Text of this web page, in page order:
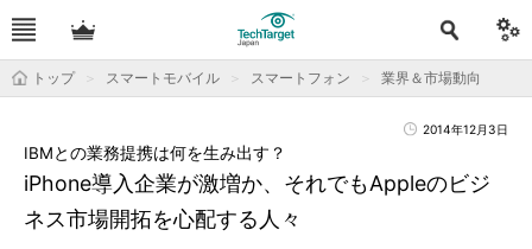
トップ スマートモバイル スマートフォン 業界＆市場動向
2014年12月3日
iPhone導入企業が激増か、それでもAppleのビジ
ネス市場開拓を心配する人々
IBMとの業務提携は何を生み出す？